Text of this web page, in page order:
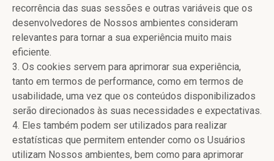
recorrência das suas sessões e outras variáveis que os
desenvolvedores de Nossos ambientes consideram
relevantes para tornar a sua experiência muito mais
eficiente.
3. Os cookies servem para aprimorar sua experiência,
tanto em termos de performance, como em termos de
usabilidade, uma vez que os conteúdos disponibilizados
serão direcionados às suas necessidades e expectativas.
4. Eles também podem ser utilizados para realizar
estatísticas que permitem entender como os Usuários
utilizam Nossos ambientes, bem como para aprimorar